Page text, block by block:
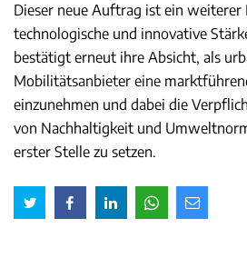
Dieser neue Auftrag ist ein weiterer
technologische und innovative
bestätigt erneut ihre Absicht, als
Mobilitätsanbieter eine
einzunehmen und dabei die
von Nachhaltigkeit und
erster Stelle zu setzen.